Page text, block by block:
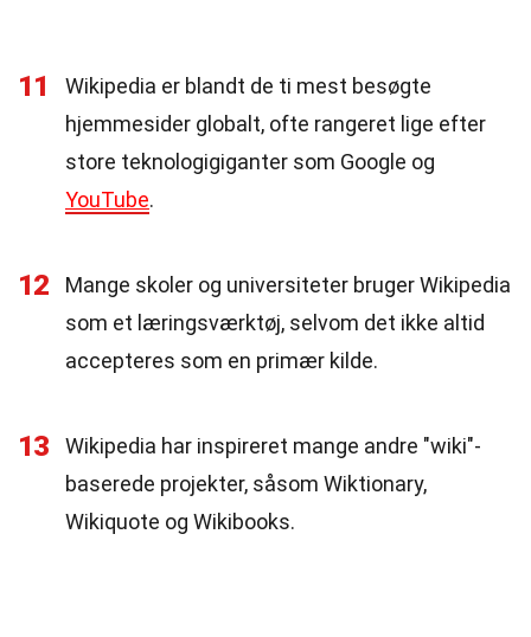
11
Wikipedia er blandt de ti mest besøgte
hjemmesider globalt, ofte rangeret lige efter
store teknologigiganter som Google og
YouTube.
12
Mange skoler og universiteter bruger Wikipedia
som et læringsværktøj, selvom det ikke altid
accepteres som en primær kilde.
13
Wikipedia har inspireret mange andre "wiki"-
baserede projekter, såsom Wiktionary,
Wikiquote og Wikibooks.